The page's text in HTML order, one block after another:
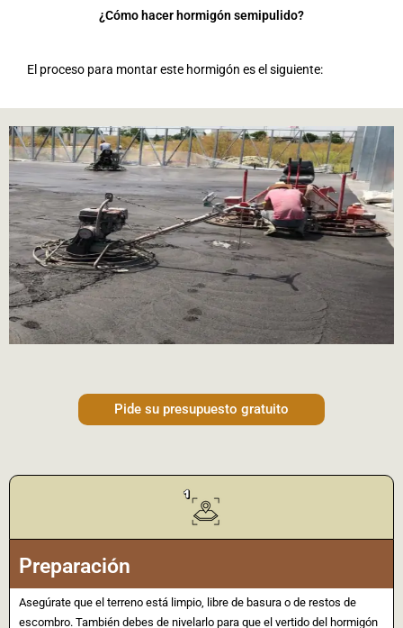
¿Cómo hacer hormigón semipulido?
El proceso para montar este hormigón es el siguiente:
Pide su presupuesto gratuito
Preparación
Asegúrate que el terreno está limpio, libre de basura o de restos de
escombro. También debes de nivelarlo para que el vertido del hormigón